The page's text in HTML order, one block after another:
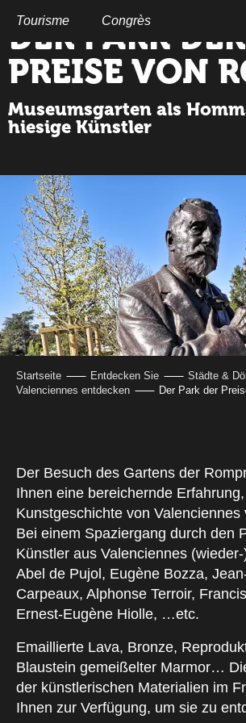
principal
Tourisme Congrès
DER PARK DER
PREISE VON
Museumsgarten als
hiesige Künstler
Startseite Entdecken Sie
Städte &
Valenciennes entdecken
Der Park der
Der Besuch des Gartens der
Ihnen eine bereichernde
Kunstgeschichte von Valenciennes
Bei einem Spaziergang durch den
Künstler aus Valenciennes
Abel de Pujol, Eugène Bozza,
Carpeaux, Alphonse Terroir,
Ernest-Eugène Hiolle, …etc.
Emaillierte Lava, Bronze,
Blaustein gemeißelter Marmor…
der künstlerischen Materialien im
Ihnen zur Verfügung, um sie zu